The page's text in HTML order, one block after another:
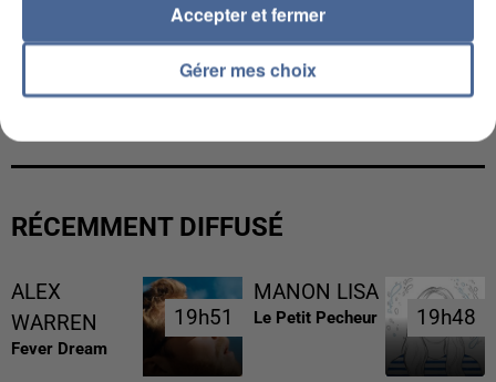
L’UN DES FONDATEURS SUPPOSÉS DE LA DZ
RÉCEMMENT DIFFUSÉ
ALEX
WARREN
Fever Dream
19h51
19h51
MANON LISA
Le Petit Pecheur 19h48
19h48
Gérer mes choix
Accepter et fermer